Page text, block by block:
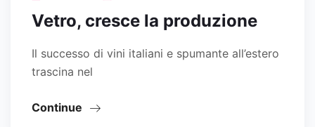
Vetro, cresce la produzione
Il successo di vini italiani e spumante all’estero
trascina nel
Continue